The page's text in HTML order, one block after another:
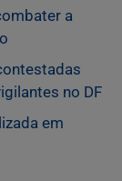
a
no DF
em